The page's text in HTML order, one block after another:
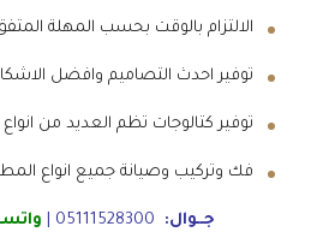
الالتزام بالوقت بحسب المهلة
توفير احدث التصاميم وافضل
توفير كتالوجات تظم العديد من
فك وتركيب وصيانة جميع انواع
جــوال: 05111528300